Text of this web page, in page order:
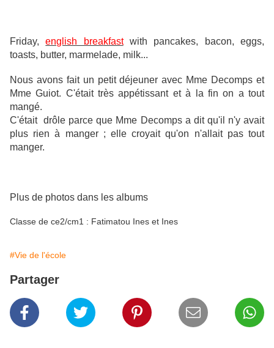
Friday,english breakfastwith pancakes, bacon, eggs,
toasts, butter, marmelade, milk...
Nous avons fait un petit déjeuner avec Mme Decomps et
Mme Guiot. C'était très appétissant et à la fin on a tout
mangé.
C'était drôle parce que Mme Decomps a dit qu'il n'y avait
plus rien à manger ; elle croyait qu'on n'allait pas tout
manger.
Plus de photos dans les albums
Classe de ce2/cm1 : Fatimatou Ines et Ines
#Vie de l'école
Partager